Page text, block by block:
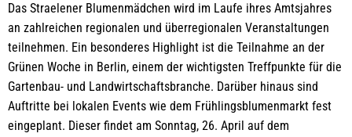
Das Straelener Blumenmädchen wird im Laufe ihres Amtsjahres
an zahlreichen regionalen und überregionalen Veranstaltungen
teilnehmen. Ein besonderes Highlight ist die Teilnahme an der
Grünen Woche in Berlin, einem der wichtigsten Treffpunkte für die
Gartenbau- und Landwirtschaftsbranche. Darüber hinaus sind
Auftritte bei lokalen Events wie dem Frühlingsblumenmarkt fest
eingeplant. Dieser findet am Sonntag, 26. April auf dem